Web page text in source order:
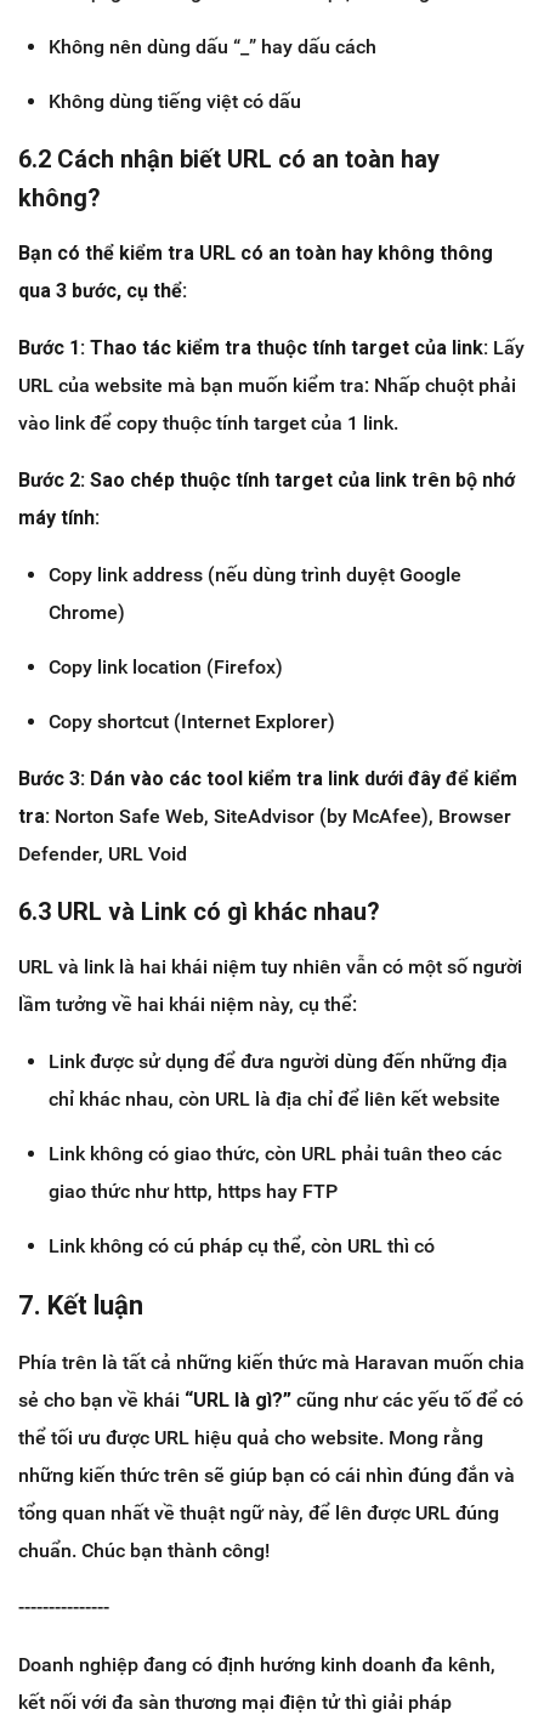
Không nên dùng dấu “_” hay dấu cách
Không dùng tiếng việt có dấu
6.2 Cách nhận biết URL có an toàn hay
không?
Bạn có thể kiểm tra URL có an toàn hay không thông
qua 3 bước, cụ thể:
Bước 1: Thao tác kiểm tra thuộc tính target của link: Lấy
URL của website mà bạn muốn kiểm tra: Nhấp chuột phải
vào link để copy thuộc tính target của 1 link.
Bước 2: Sao chép thuộc tính target của link trên bộ nhớ
máy tính:
Copy link address (nếu dùng trình duyệt Google
Chrome)
Copy link location (Firefox)
Copy shortcut (Internet Explorer)
Bước 3: Dán vào các tool kiểm tra link dưới đây để kiểm
tra: Norton Safe Web, SiteAdvisor (by McAfee), Browser
Defender, URL Void
6.3 URL và Link có gì khác nhau?
URL và link là hai khái niệm tuy nhiên vẫn có một số người
lầm tưởng về hai khái niệm này, cụ thể:
Link được sử dụng để đưa người dùng đến những địa
chỉ khác nhau, còn URL là địa chỉ để liên kết website
Link không có giao thức, còn URL phải tuân theo các
giao thức như http, https hay FTP
Link không có cú pháp cụ thể, còn URL thì có
7. Kết luận
Phía trên là tất cả những kiến thức mà Haravan muốn chia
sẻ cho bạn về khái “URL là gì?” cũng như các yếu tố để có
thể tối ưu được URL hiệu quả cho website. Mong rằng
những kiến thức trên sẽ giúp bạn có cái nhìn đúng đắn và
tổng quan nhất về thuật ngữ này, để lên được URL đúng
chuẩn. Chúc bạn thành công!
---------------
Doanh nghiệp đang có định hướng kinh doanh đa kênh,
kết nối với đa sàn thương mại điện tử thì giải pháp